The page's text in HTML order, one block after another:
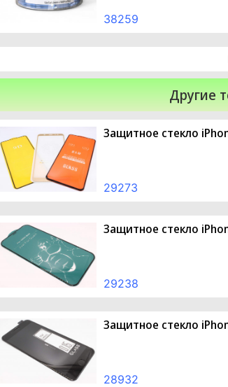
38259
Другие
Защитное стекло
29273
Защитное стекло
29238
Защитное стекло
28932